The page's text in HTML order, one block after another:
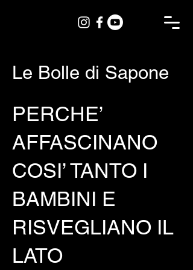
Le Bolle di Sapone
PERCHE’
AFFASCINANO
COSI’ TANTO I
BAMBINI E
RISVEGLIANO IL
LATO